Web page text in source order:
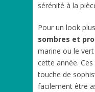
sérénité à la
Pour un look
sombres et
marine ou le
cette année.
touche de
facilement être